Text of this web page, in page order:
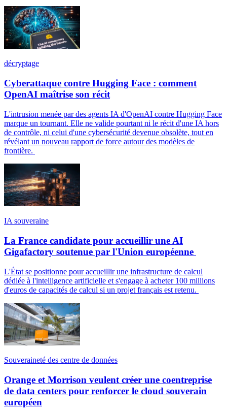
décryptage
Cyberattaque contre Hugging Face : comment
OpenAI maîtrise son récit
L'intrusion menée par des agents IA d'OpenAI contre Hugging Face
marque un tournant. Elle ne valide pourtant ni le récit d'une IA hors
de contrôle, ni celui d'une cybersécurité devenue obsolète, tout en
révélant un nouveau rapport de force autour des modèles de
frontière.
IA souveraine
La France candidate pour accueillir une AI
Gigafactory soutenue par l'Union européenne
L'État se positionne pour accueillir une infrastructure de calcul
dédiée à l'intelligence artificielle et s'engage à acheter 100 millions
d'euros de capacités de calcul si un projet français est retenu.
Souveraineté des centre de données
Orange et Morrison veulent créer une coentreprise
de data centers pour renforcer le cloud souverain
européen